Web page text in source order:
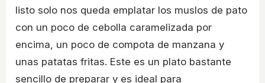
listo solo nos queda emplatar los muslos de pato
con un poco de cebolla caramelizada por
encima, un poco de compota de manzana y
unas patatas fritas. Este es un plato bastante
sencillo de preparar y es ideal para